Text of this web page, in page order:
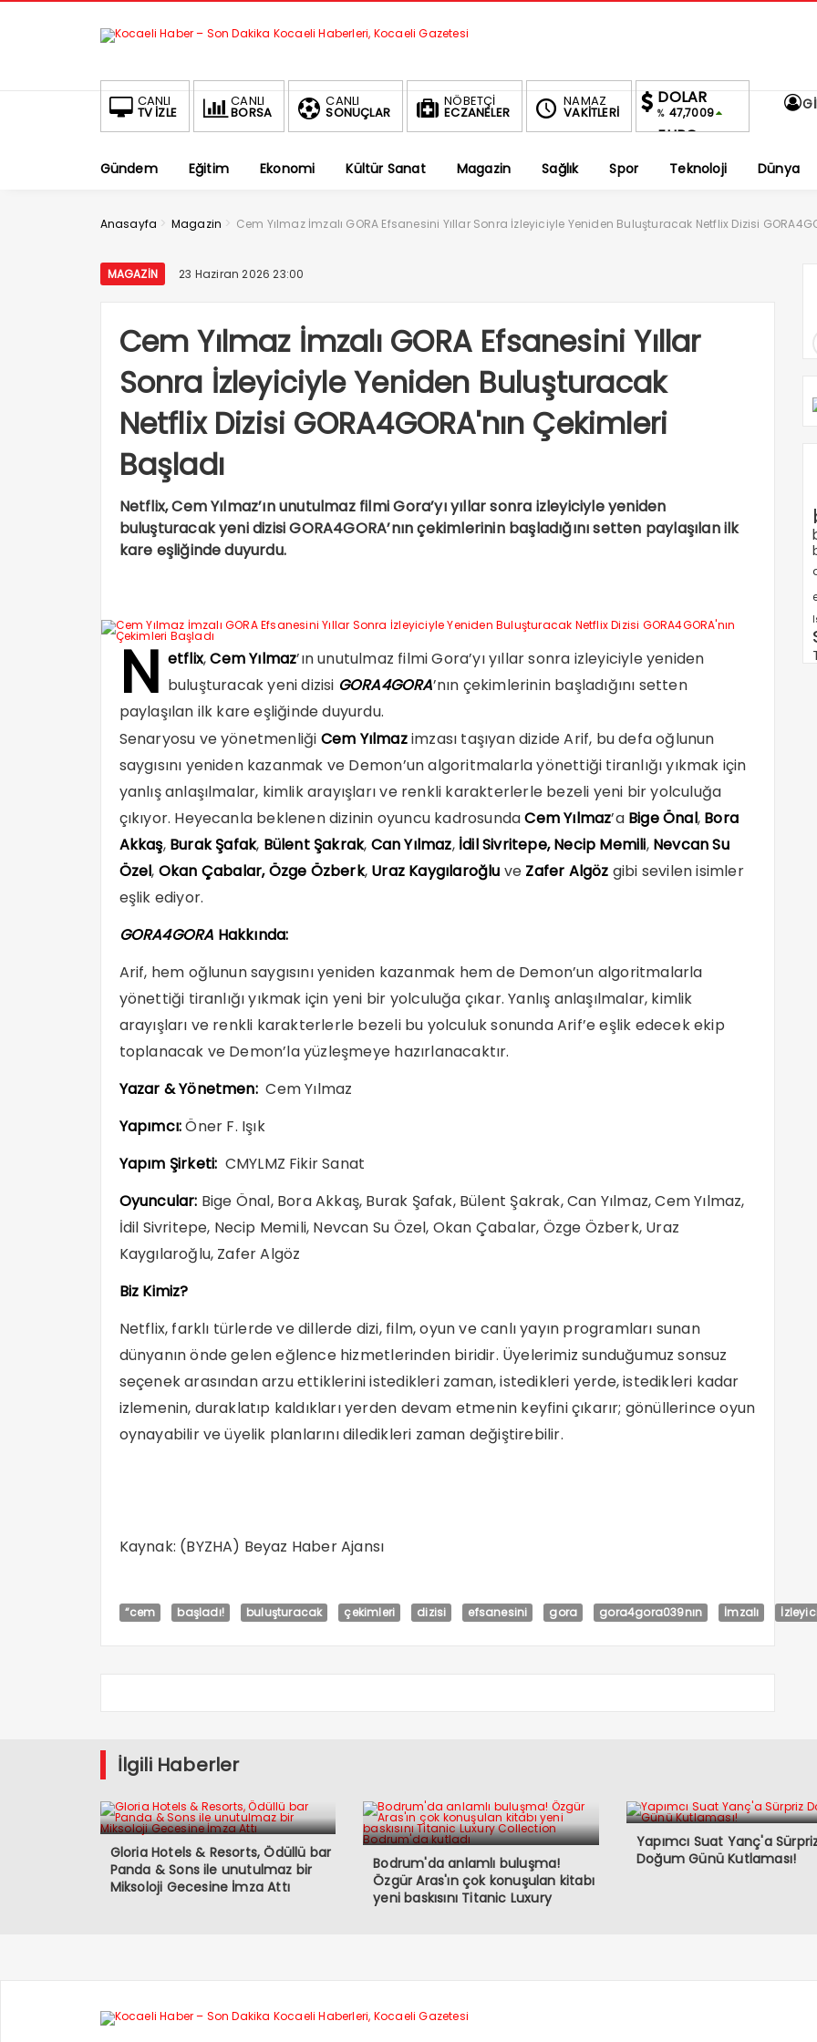
CANLI
TV İZLE
CANLI
BORSA
CANLI
SONUÇLAR
NÖBETÇİ
ECZANELER
NAMAZ
VAKİTLERİ
DOLAR
% 47,7009
EURO
ALTIN
0.13% 1.692,88
Gündem Eğitim Ekonomi Kültür Sanat Magazin Sağlık Spor Teknoloji Dünya
Anasayfa > Magazin > Cem Yılmaz İmzalı GORA Efsanesini Yıllar Sonra İzleyiciyle Yeniden Buluşturacak Netflix Dizisi
MAGAZIN 23 Haziran 2026 23:00
Cem Yılmaz İmzalı GORA Efsanesini Yıllar
Sonra İzleyiciyle Yeniden Buluşturacak
Netflix Dizisi GORA4GORA'nın Çekimleri
Başladı
Netflix, Cem Yılmaz’ın unutulmaz filmi Gora’yı yıllar sonra izleyiciyle yeniden
buluşturacak yeni dizisi GORA4GORA’nın çekimlerinin başladığını setten paylaşılan ilk
kare eşliğinde duyurdu.
N etflix,Cem Yılmaz’ın unutulmaz filmi Gora’yı yıllar sonra izleyiciyle yeniden
buluşturacak yeni dizisi GORA4GORA’nın çekimlerinin başladığını setten
paylaşılan ilk kare eşliğinde duyurdu.
Senaryosu ve yönetmenliği Cem Yılmazimzası taşıyandizide Arif, bu defa oğlunun
saygısını yeniden kazanmak ve Demon’un algoritmalarla yönettiği tiranlığı yıkmak için
yanlış anlaşılmalar, kimlik arayışları ve renkli karakterlerle bezeli yeni bir yolculuğa
çıkıyor. Heyecanla beklenen dizinin oyuncu kadrosundaCem Yılmaz’a Bige Önal, Bora
Akkaş, Burak Şafak, Bülent Şakrak, Can Yılmaz, İdil Sivritepe, Necip Memili, Nevcan Su
Özel, Okan Çabalar, Özge Özberk, Uraz Kaygılaroğlu ve Zafer Algöz gibi sevilen isimler
eşlik ediyor.
GORA4GORA Hakkında:
Arif, hem oğlunun saygısını yeniden kazanmak hem de Demon’un algoritmalarla
yönettiği tiranlığı yıkmak için yeni bir yolculuğa çıkar. Yanlış anlaşılmalar, kimlik
arayışları ve renkli karakterlerle bezeli bu yolculuk sonunda Arif’e eşlik edecek ekip
toplanacak ve Demon’la yüzleşmeye hazırlanacaktır.
Yazar & Yönetmen: Cem Yılmaz
Yapımcı:Öner F. Işık
Yapım Şirketi: CMYLMZ Fikir Sanat
Oyuncular: Bige Önal, Bora Akkaş, Burak Şafak, Bülent Şakrak, Can Yılmaz, Cem Yılmaz,
İdil Sivritepe, Necip Memili, Nevcan Su Özel, Okan Çabalar, Özge Özberk, Uraz
Kaygılaroğlu, Zafer Algöz
Biz Kimiz?
Netflix, farklı türlerde ve dillerde dizi, film, oyun ve canlı yayın programları sunan
dünyanın önde gelen eğlence hizmetlerinden biridir. Üyelerimiz sunduğumuz sonsuz
seçenek arasından arzu ettiklerini istedikleri zaman, istedikleri yerde, istedikleri kadar
izlemenin, duraklatıp kaldıkları yerden devam etmenin keyfini çıkarır; gönüllerince oyun
oynayabilir ve üyelik planlarını diledikleri zaman değiştirebilir.
Kaynak: (BYZHA) Beyaz Haber Ajansı
“cem başladı! buluşturacak çekimleri dizisi efsanesini gora gora4gora039nın İmzalı
İlgili Haberler
Gloria Hotels & Resorts, Ödüllü bar
Panda & Sons ile unutulmaz bir
Miksoloji Gecesine İmza Attı
Bodrum'da anlamlı buluşma!
Özgür Aras'ın çok konuşulan kitabı
yeni baskısını Titanic Luxury
Yapımcı Suat Yanç'a
Doğum Günü Kutlaması!